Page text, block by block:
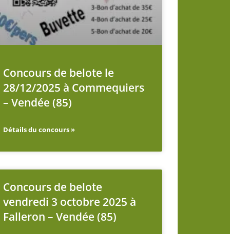
Concours de belote le
28/12/2025 à Commequiers
– Vendée (85)
Détails du concours »
Concours de belote
vendredi 3 octobre 2025 à
Falleron – Vendée (85)